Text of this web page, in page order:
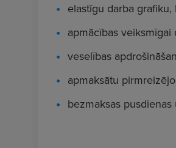
elastīgu darba
apmācības veiksmīgai
veselības
apmaksātu
bezmaksas